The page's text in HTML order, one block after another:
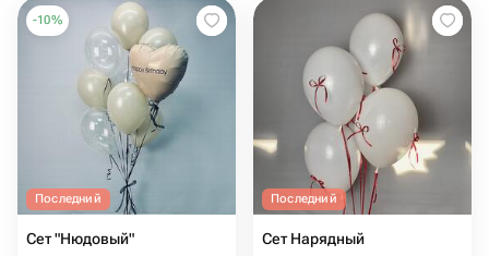
-10%
Последний
Сет "Нюдовый"
Последний
Сет Нарядный